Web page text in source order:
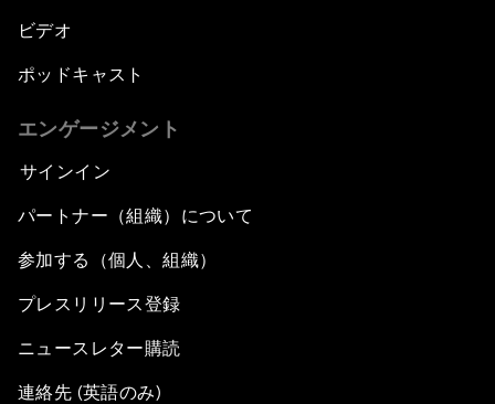
ビデオ
ポッドキャスト
エンゲージメント
サインイン
パートナー（組織）について
参加する（個人、組織）
プレスリリース登録
ニュースレター購読
連絡先 (英語のみ)